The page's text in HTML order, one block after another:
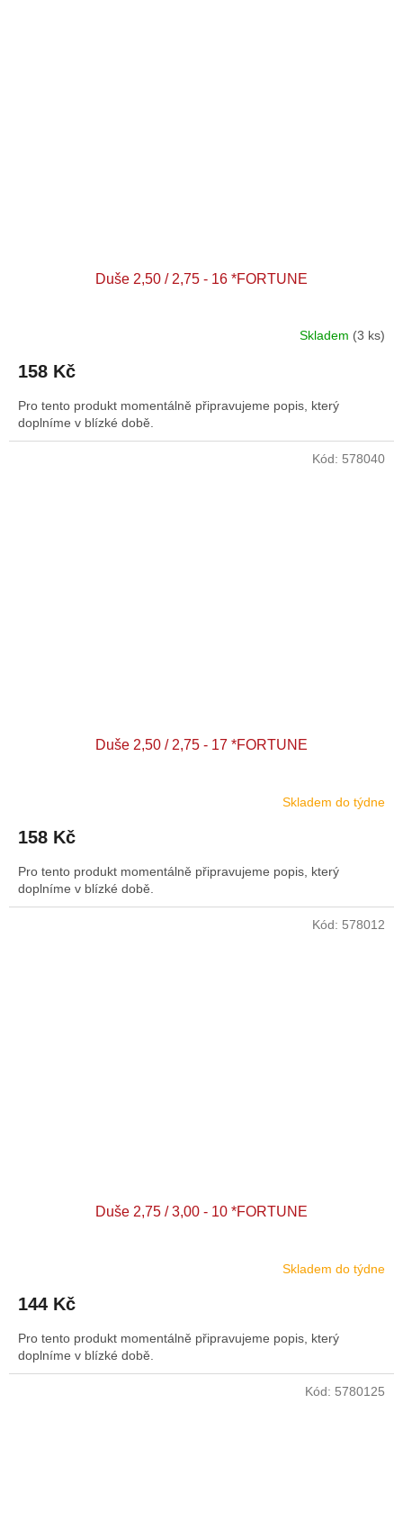
Duše 2,50 / 2,75 - 16 *FORTUNE
Skladem (3 ks)
158 Kč
Pro tento produkt momentálně připravujeme popis, který
doplníme v blízké době.
Duše 2,50 / 2,75 - 17 *FORTUNE
Skladem do týdne
158 Kč
Pro tento produkt momentálně připravujeme popis, který
doplníme v blízké době.
Kód: 578040
Duše 2,75 / 3,00 - 10 *FORTUNE
Skladem do týdne
144 Kč
Pro tento produkt momentálně připravujeme popis, který
doplníme v blízké době.
Kód: 578012
Kód: 5780125